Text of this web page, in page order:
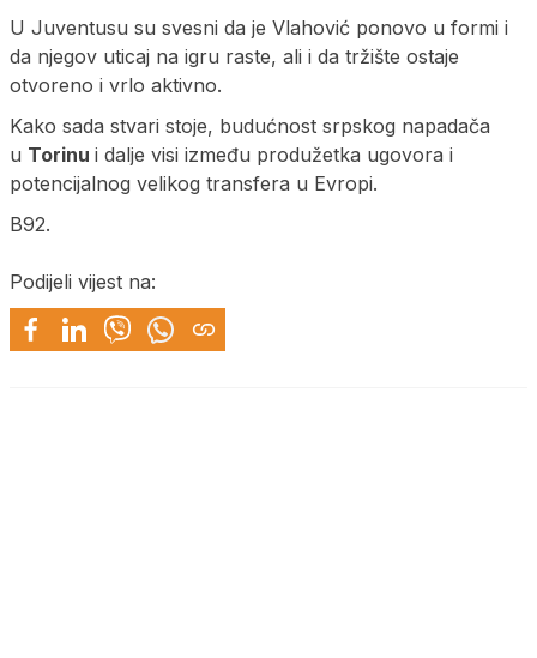
U Juventusu su svesni da je Vlahović ponovo u formi i
da njegov uticaj na igru raste, ali i da tržište ostaje
otvoreno i vrlo aktivno.
Kako sada stvari stoje, budućnost srpskog napadača
u Torinu i dalje visi između produžetka ugovora i
potencijalnog velikog transfera u Evropi.
B92.
Podijeli vijest na: